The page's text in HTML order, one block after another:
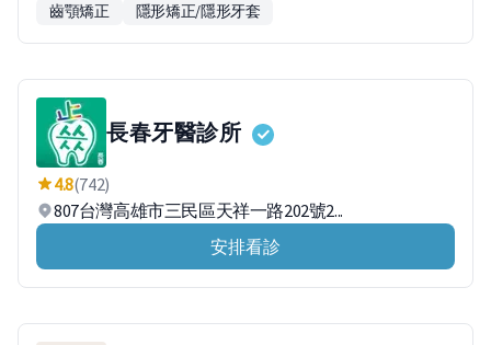
齒顎矯正
隱形矯正/隱形牙套
長春牙醫診所
4.8(742)
807台灣高雄市三民區天祥一路202號2...
安排看診